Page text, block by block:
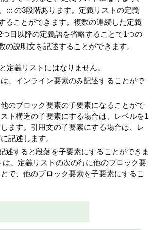
::: の3段階あります。定義リストの定義
ることができます。複数の連続した定義
つ目以降の定義語を省略することで1つの
の説明文を記述することができます。
定義リストにはなりません。
、インライン要素のみ記述することがで
のブロック要素の子要素になることがで
ト構造の子要素にする場合は、レベルを1
ます。引用文の子要素にする場合は、レ
記述します。
述すると段落を子要素にすることができま
は、定義リストの次の行に他のブロック要
で、他のブロック要素を子要素にするこ